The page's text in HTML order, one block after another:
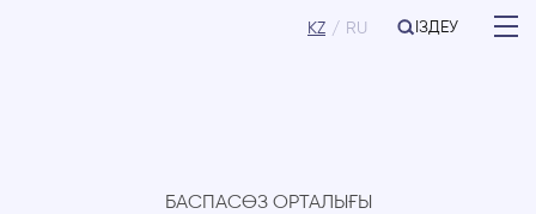
KZ RU ІЗДЕУ
БАСПАСӨЗ ОРТАЛЫҒЫ